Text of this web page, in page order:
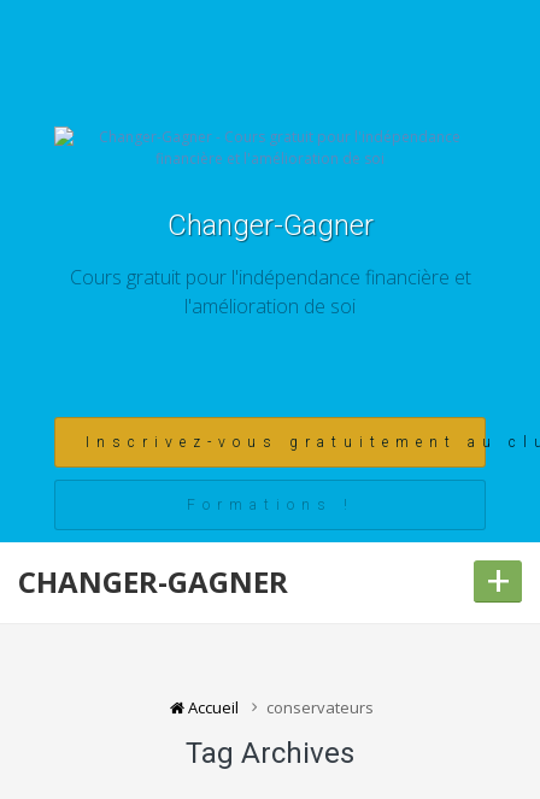
Changer-Gagner
Cours gratuit pour l'indépendance financière et
l'amélioration de soi
Inscrivez-vous gratuitement au
Formations !
CHANGER-GAGNER +
Accueil conservateurs
Tag Archives